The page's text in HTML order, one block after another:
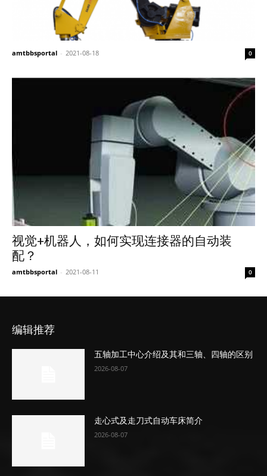
amtbbsportal - 2021-08-18 0
视觉+机器人，如何实现连接器的自动装
配？
amtbbsportal - 2021-08-11 0
编辑推荐
五轴加工中心介绍及其和三轴、四轴的区别
2026-08-07
走心式及走刀式自动车床简介
2026-08-07